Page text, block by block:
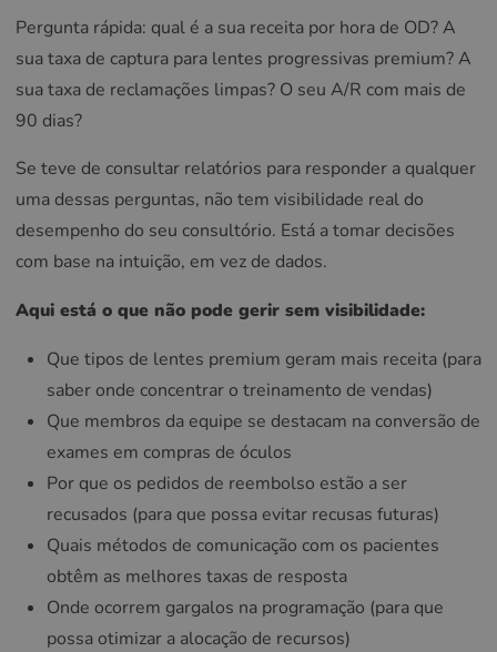
Pergunta rápida: qual é a sua receita por hora de OD? A
sua taxa de captura para lentes progressivas premium? A
sua taxa de reclamações limpas? O seu A/R com mais de
90 dias?
Se teve de consultar relatórios para responder a qualquer
uma dessas perguntas, não tem visibilidade real do
desempenho do seu consultório. Está a tomar decisões
com base na intuição, em vez de dados.
Aqui está o que não pode gerir sem visibilidade:
Que tipos de lentes premium geram mais receita (para
saber onde concentrar o treinamento de vendas)
Que membros da equipe se destacam na conversão de
exames em compras de óculos
Por que os pedidos de reembolso estão a ser
recusados (para que possa evitar recusas futuras)
Quais métodos de comunicação com os pacientes
obtêm as melhores taxas de resposta
Onde ocorrem gargalos na programação (para que
possa otimizar a alocação de recursos)